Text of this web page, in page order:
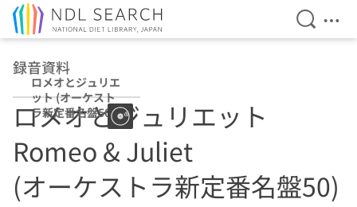
Open
録音資料
ロメオとジュリエ
ット (オーケスト
ラ新定番名盤50)
ロメオとジュリエット
Romeo & Juliet
(オーケストラ新定番名盤50)